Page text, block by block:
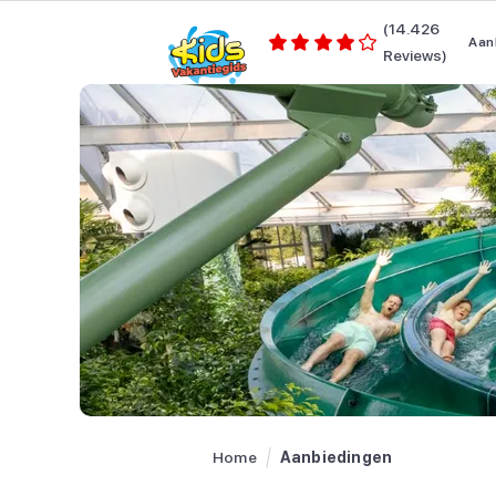
(14.426
Reviews)
Home Aanbiedingen